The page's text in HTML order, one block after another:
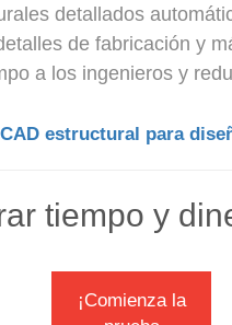
detallados
de fabricación y
a los ingenieros y
estructural para
tiempo y
¡Comienza la